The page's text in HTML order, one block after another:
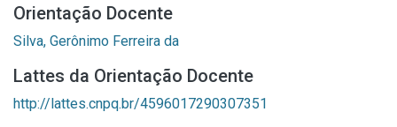
Orientação Docente
Silva, Gerônimo Ferreira da
Lattes da Orientação Docente
http://lattes.cnpq.br/4596017290307351